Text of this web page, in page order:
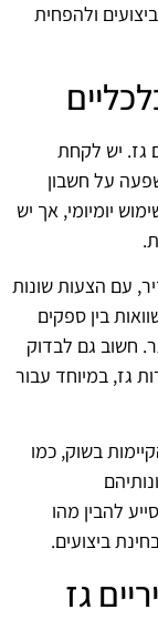
ולהפחית
גז. יש לקחת
על חשבון
יומיומי, אך יש
עם הצעות שונות
בין ספקים
חשוב גם לבדוק
גז, במיוחד עבור
בשוק, כמו
להבין מהו
ביצועים.
גז